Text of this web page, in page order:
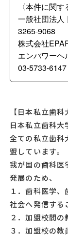
〈本件に関す
一般社団法
3265-9068
株式会社
エンパワー
03-5733-6147
【日本私立歯科
日本私立歯科
全ての私立歯
盟しています。
我が国の歯科医
発展のため、
１．歯科医学
社会へ発信する
２．加盟校間
３．加盟校の